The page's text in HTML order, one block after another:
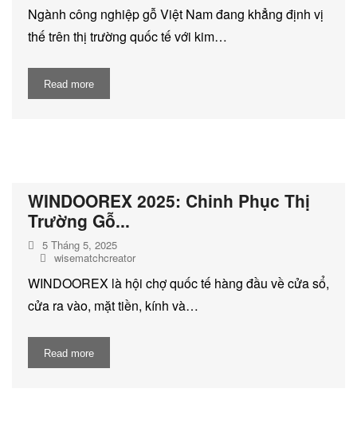
Ngành công nghiệp gỗ Việt Nam đang khẳng định vị
thế trên thị trường quốc tế với kim…
Read more
WINDOOREX 2025: Chinh Phục Thị
Trường Gỗ...
5 Tháng 5, 2025
wisematchcreator
WINDOOREX là hội chợ quốc tế hàng đầu về cửa sổ,
cửa ra vào, mặt tiền, kính và…
Read more